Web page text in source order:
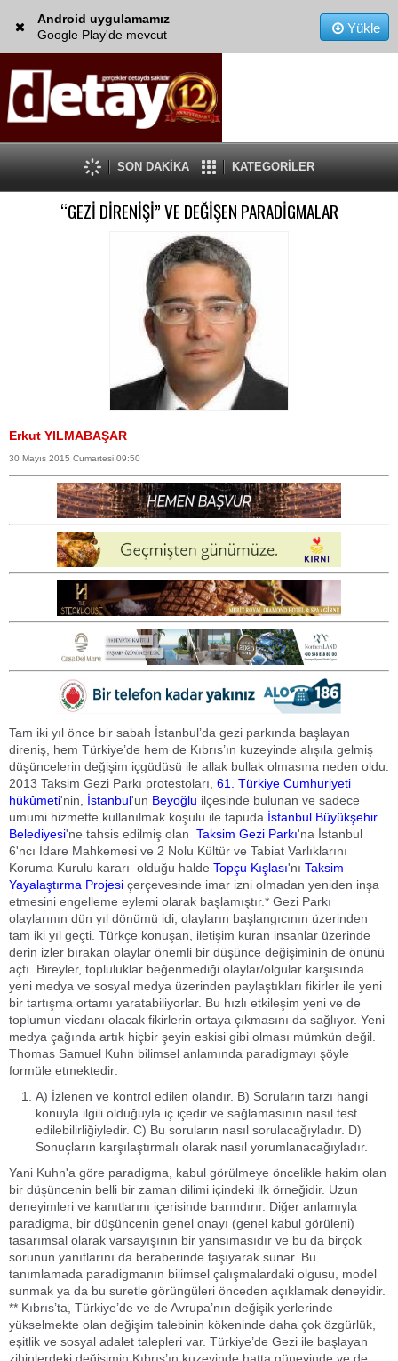
Android uygulamamız
Google Play'de mevcut
Yükle
SON DAKİKA KATEGORİLER
“GEZİ DİRENİŞİ” VE DEĞİŞEN PARADİGMALAR
Erkut YILMABAŞAR
30 Mayıs 2015 Cumartesi 09:50
Tam iki yıl önce bir sabah İstanbul’da gezi parkında başlayan
direniş, hem Türkiye’de hem de Kıbrıs’ın kuzeyinde alışıla gelmiş
düşüncelerin değişim içgüdüsü ile allak bullak olmasına neden oldu.
2013 Taksim Gezi Parkı protestoları, 61. Türkiye Cumhuriyeti
hükûmeti'nin, İstanbul'un Beyoğlu ilçesinde bulunan ve sadece
umumi hizmette kullanılmak koşulu ile tapuda İstanbul Büyükşehir
Belediyesi'ne tahsis edilmiş olan Taksim Gezi Parkı'na İstanbul
6'ncı İdare Mahkemesi ve 2 Nolu Kültür ve Tabiat Varlıklarını
Koruma Kurulu kararı olduğu halde Topçu Kışlası'nı Taksim
Yayalaştırma Projesi çerçevesinde imar izni olmadan yeniden inşa
etmesini engelleme eylemi olarak başlamıştır.* Gezi Parkı
olaylarının dün yıl dönümü idi, olayların başlangıcının üzerinden
tam iki yıl geçti. Türkçe konuşan, iletişim kuran insanlar üzerinde
derin izler bırakan olaylar önemli bir düşünce değişiminin de önünü
açtı. Bireyler, topluluklar beğenmediği olaylar/olgular karşısında
yeni medya ve sosyal medya üzerinden paylaştıkları fikirler ile yeni
bir tartışma ortamı yaratabiliyorlar. Bu hızlı etkileşim yeni ve de
toplumun vicdanı olacak fikirlerin ortaya çıkmasını da sağlıyor. Yeni
medya çağında artık hiçbir şeyin eskisi gibi olması mümkün değil.
Thomas Samuel Kuhn bilimsel anlamında paradigmayı şöyle
formüle etmektedir:
A) İzlenen ve kontrol edilen olandır. B) Soruların tarzı hangi
konuyla ilgili olduğuyla iç içedir ve sağlamasının nasıl test
edilebilirliğiyledir. C) Bu soruların nasıl sorulacağıyladır. D)
Sonuçların karşılaştırmalı olarak nasıl yorumlanacağıyladır.
Yani Kuhn'a göre paradigma, kabul görülmeye öncelikle hakim olan
bir düşüncenin belli bir zaman dilimi içindeki ilk örneğidir. Uzun
deneyimleri ve kanıtlarını içerisinde barındırır. Diğer anlamıyla
paradigma, bir düşüncenin genel onayı (genel kabul görüleni)
tasarımsal olarak varsayışının bir yansımasıdır ve bu da birçok
sorunun yanıtlarını da beraberinde taşıyarak sunar. Bu
tanımlamada paradigmanın bilimsel çalışmalardaki olgusu, model
sunmak ya da bu suretle görüngüleri önceden açıklamak deneyidir.
** Kıbrıs’ta, Türkiye’de ve de Avrupa’nın değişik yerlerinde
yükselmekte olan değişim talebinin kökeninde daha çok özgürlük,
eşitlik ve sosyal adalet talepleri var. Türkiye’de Gezi ile başlayan
zihinlerdeki değişimin Kıbrıs’ın kuzeyinde hatta güneyinde ve de